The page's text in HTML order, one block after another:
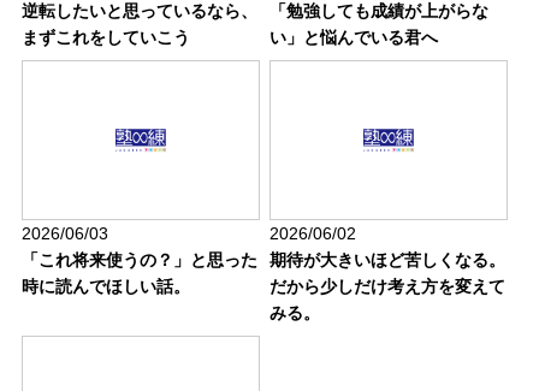
逆転したいと思っているなら、
まずこれをしていこう
「勉強しても成績が上がらな
い」と悩んでいる君へ
2026/06/03
「これ将来使うの？」と思った
時に読んでほしい話。
2026/06/02
期待が大きいほど苦しくなる。
だから少しだけ考え方を変えて
みる。